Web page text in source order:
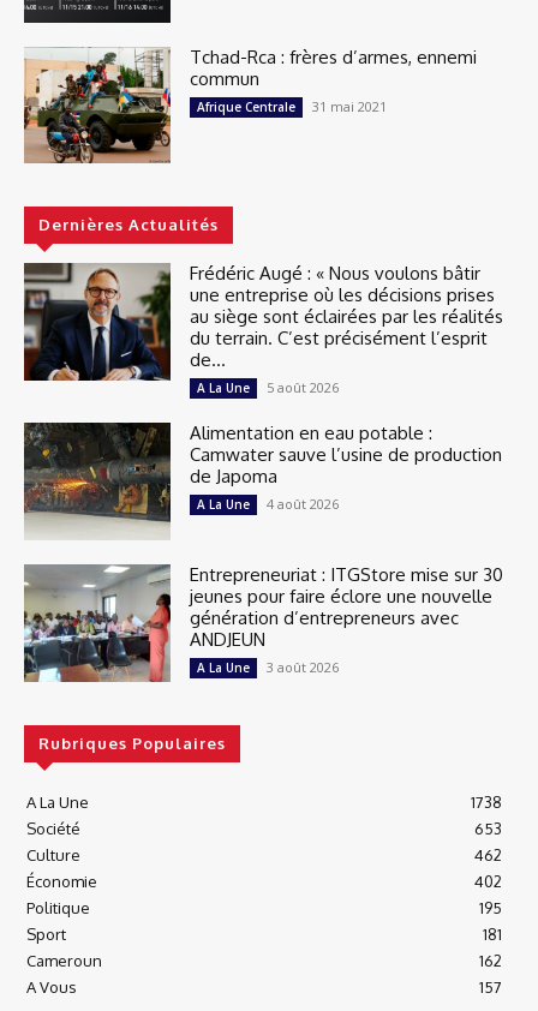
Tchad-Rca : frères d’armes, ennemi
commun
Afrique Centrale 31 mai 2021
Dernières Actualités
Frédéric Augé : « Nous voulons bâtir
une entreprise où les décisions prises
au siège sont éclairées par les réalités
du terrain. C’est précisément l’esprit
de...
A La Une 5 août 2026
Alimentation en eau potable :
Camwater sauve l’usine de production
de Japoma
A La Une 4 août 2026
Entrepreneuriat : ITGStore mise sur 30
jeunes pour faire éclore une nouvelle
génération d’entrepreneurs avec
ANDJEUN
A La Une 3 août 2026
Rubriques Populaires
A La Une
1738
Société
653
Culture
462
Économie
402
Politique
195
Sport
181
Cameroun
162
A Vous
157